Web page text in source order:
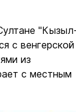
с венгерской
из
с местным